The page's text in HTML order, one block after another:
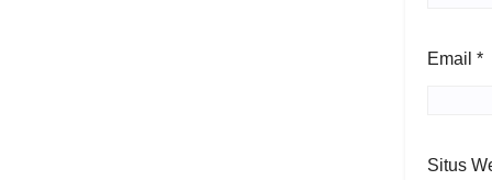
Email *
Situs